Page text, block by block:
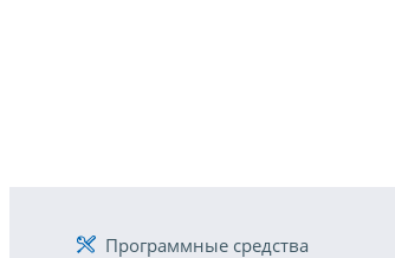
Программные средства